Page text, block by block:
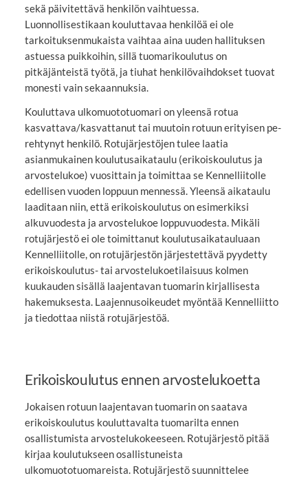
sekä päivitettävä henkilön vaihtuessa.
Luonnollisestikaan kouluttavaa henkilöä ei ole
tarkoituksenmukaista vaihtaa aina uuden hallituksen
astuessa puikkoihin, sillä tuomarikoulutus on
pitkäjänteistä työtä, ja tiuhat henkilövaihdokset tuovat
monesti vain sekaannuksia.
Kouluttava ulkomuototuomari on yleensä rotua
kasvattava/kasvattanut tai muutoin rotuun erityisen pe-
rehtynyt henkilö. Rotujärjestöjen tulee laatia
asianmukainen koulutusaikataulu (erikoiskoulutus ja
arvostelukoe) vuosittain ja toimittaa se Kennelliitolle
edellisen vuoden loppuun mennessä. Yleensä aikataulu
laaditaan niin, että erikoiskoulutus on esimerkiksi
alkuvuodesta ja arvostelukoe loppuvuodesta. Mikäli
rotujärjestö ei ole toimittanut koulutusaikatauluaan
Kennelliitolle, on rotujärjestön järjestettävä pyydetty
erikoiskoulutus- tai arvostelukoetilaisuus kolmen
kuukauden sisällä laajentavan tuomarin kirjallisesta
hakemuksesta. Laajennusoikeudet myöntää Kennelliitto
ja tiedottaa niistä rotujärjestöä.
Erikoiskoulutus ennen arvostelukoetta
Jokaisen rotuun laajentavan tuomarin on saatava
erikoiskoulutus kouluttavalta tuomarilta ennen
osallistumista arvostelukokeeseen. Rotujärjestö pitää
kirjaa koulutukseen osallistuneista
ulkomuototuomareista. Rotujärjestö suunnittelee